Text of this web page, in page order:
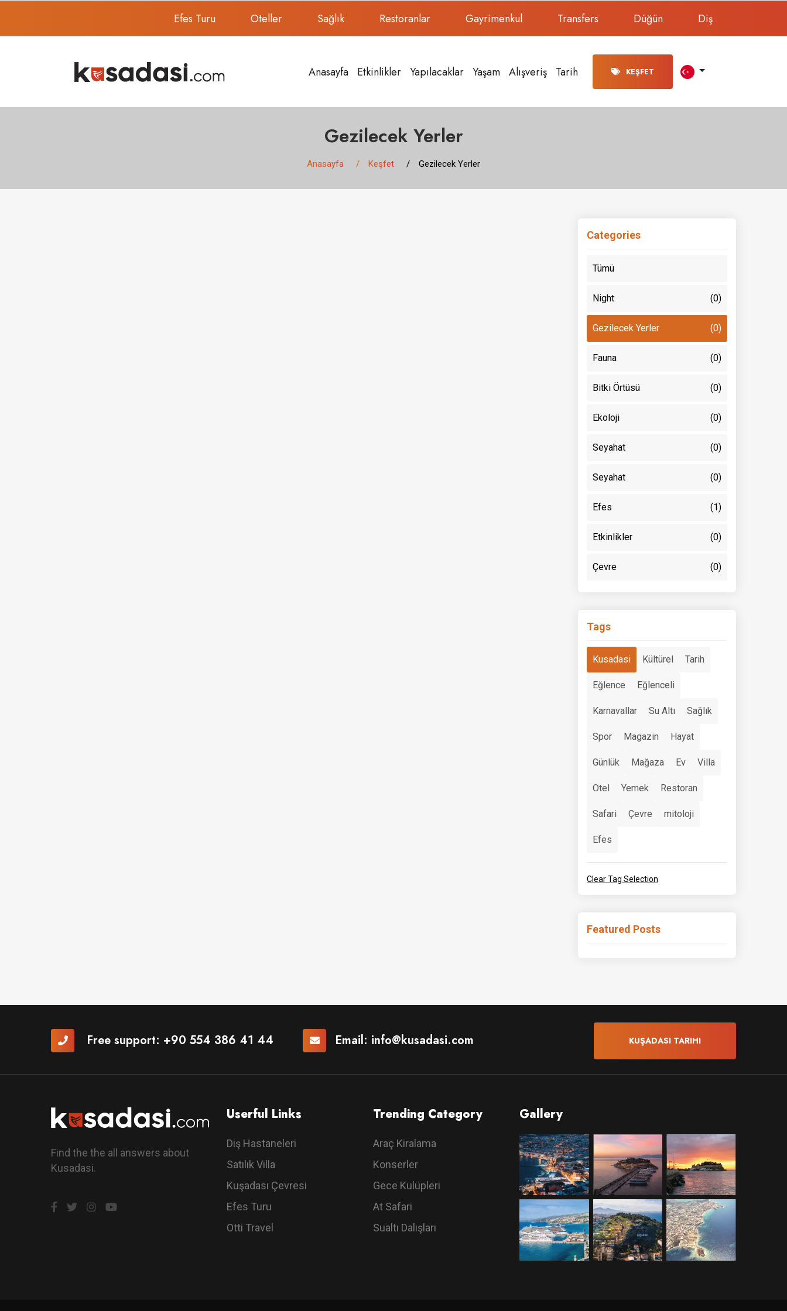
Efes Turu Oteller Sağlık Restoranlar Gayrimenkul Transfers Düğün Diş
Anasayfa Etkinlikler Yapılacaklar Yaşam Alışveriş Tarih KEŞFET
Gezilecek Yerler
Anasayfa Keşfet Gezilecek Yerler
Categories
Tümü
Night (0)
Gezilecek Yerler (0)
Fauna (0)
Bitki Örtüsü (0)
Ekoloji (0)
Seyahat (0)
Seyahat (0)
Efes (1)
Etkinlikler (0)
Çevre (0)
Tags
Kusadasi Kültürel Tarih
Eğlence Eğlenceli
Karnavallar Su Altı Sağlık
Spor Magazin Hayat
Günlük Mağaza Ev Villa
Otel Yemek Restoran
Safari Çevre mitoloji
Efes
Clear Tag Selection
Featured Posts
Free support: +90 554 386 41 44 Email: info@kusadasi.com KUŞADASI TARIHI
Find the the all answers about
Kusadasi.
Userful Links
Diş Hastaneleri
Satılık Villa
Kuşadası Çevresi
Efes Turu
Otti Travel
Trending Category
Araç Kiralama
Konserler
Gece Kulüpleri
At Safari
Sualtı Dalışları
Gallery